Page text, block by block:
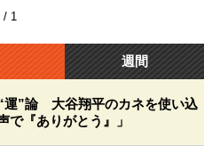
/ 1
週間
運”論 大谷翔平のカネを使い込
で『ありがとう』」